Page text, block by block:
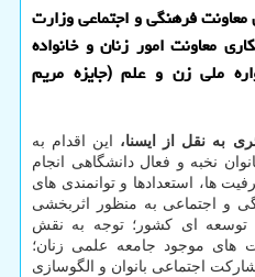
فرهنگی و اجتماعی وزارت
معاونت امور زنان و خانواده
ملی زن و علم (جایزه مریم
به نقل از ایسنا، این اقدام به
نخبه و فعال دانشگاهی انجام
ها، استعدادها و توانمندی های
و اجتماعی به منظور اثربخشی
توسعه ای کشور؛ توجه به نقش
های موجود جامعه علمی زنان؛
اجتماعی بانوان و الگوسازی